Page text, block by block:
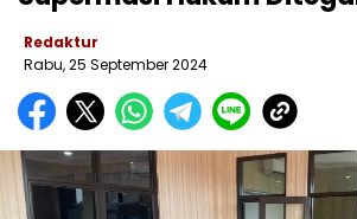
Redaktur
Rabu, 25 September 2024